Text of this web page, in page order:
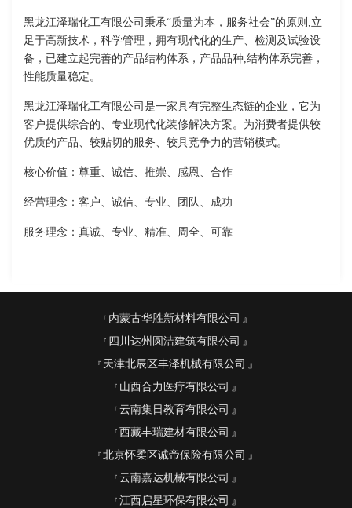
黑龙江泽瑞化工有限公司秉承“质量为本，服务社会”的原则,立
足于高新技术，科学管理，拥有现代化的生产、检测及试验设
备，已建立起完善的产品结构体系，产品品种,结构体系完善，
性能质量稳定。
黑龙江泽瑞化工有限公司是一家具有完整生态链的企业，它为
客户提供综合的、专业现代化装修解决方案。为消费者提供较
优质的产品、较贴切的服务、较具竞争力的营销模式。
核心价值：尊重、诚信、推崇、感恩、合作
经营理念：客户、诚信、专业、团队、成功
服务理念：真诚、专业、精准、周全、可靠
内蒙古华胜新材料有限公司
四川达州圆洁建筑有限公司
天津北辰区丰泽机械有限公司
山西合力医疗有限公司
云南集日教育有限公司
西藏丰瑞建材有限公司
北京怀柔区诚帝保险有限公司
云南嘉达机械有限公司
江西启星环保有限公司